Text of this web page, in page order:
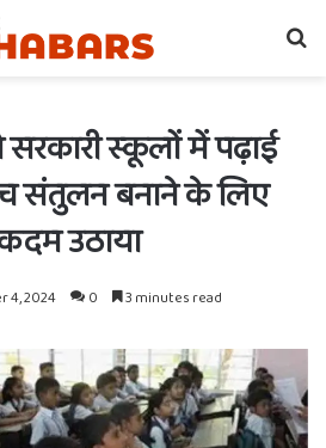
स्कूलों में पढ़ाई
संतुलन बनाने के लिए
उठाया
4, 2024 0 3 minutes read